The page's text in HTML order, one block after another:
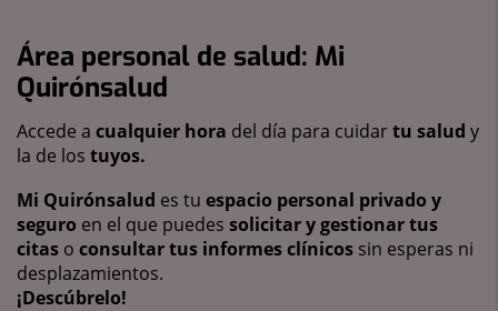
Área personal de salud: Mi
Quirónsalud
Accede a cualquier hora del día para cuidartu salud y
la de los tuyos.
Mi Quirónsalud es tu espacio personal privado y
seguro en el que puedes solicitar y gestionar tus
citas o consultar tus informes clínicos sin esperas ni
desplazamientos.
¡Descúbrelo!